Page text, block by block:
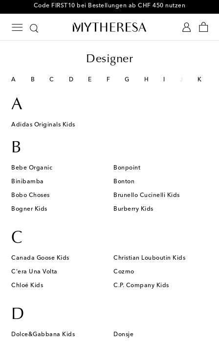
Code FIRST10 bei Bestellungen ab CHF 450 nutzen
Designer
A B C D E F G H J K
A
Adidas Originals Kids
B
Bebe Organic
Binibamba
Bobo Choses
Bogner Kids
Bonpoint
Bonton
Brunello Cucinelli Kids
Burberry Kids
C
Canada Goose Kids
C'era Una Volta
Chloé Kids
Christian Louboutin Kids
Cozmo
C.P. Company Kids
D
Dolce&Gabbana Kids Donsje